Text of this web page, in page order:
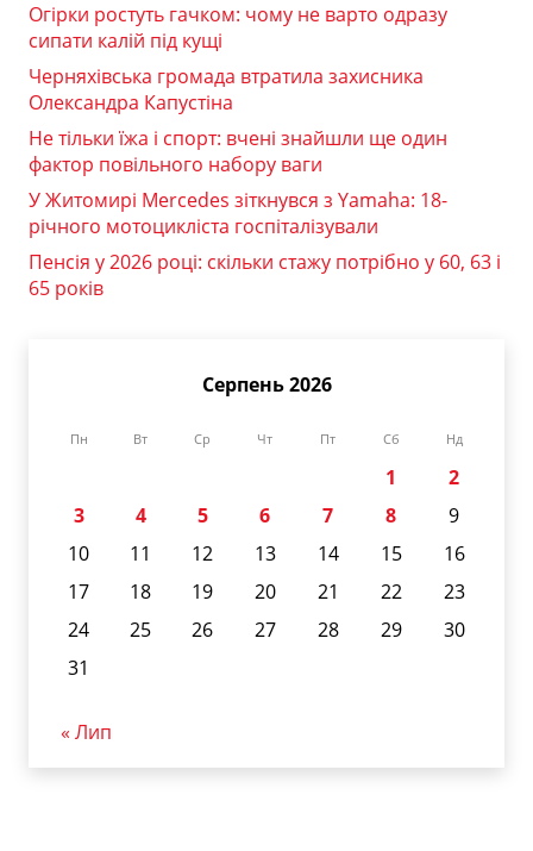
Огірки ростуть гачком: чому не варто одразу
сипати калій під кущі
Черняхівська громада втратила захисника
Олександра Капустіна
Не тільки їжа і спорт: вчені знайшли ще один
фактор повільного набору ваги
У Житомирі Mercedes зіткнувся з Yamaha: 18-
річного мотоцикліста госпіталізували
Пенсія у 2026 році: скільки стажу потрібно у 60, 63 і
65 років
Серпень 2026
Пн Вт Ср Чт Пт Сб Нд
1
2
3
4 5 6 7 8
9
10
11 12 13 14 15
16
17
18 19 20 21 22
23
24
25 26 27 28 29
30
31
« Лип